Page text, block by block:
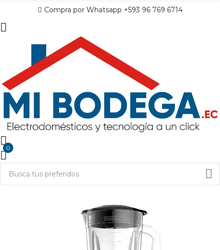
Compra por Whatsapp +593 96 769 6714
0